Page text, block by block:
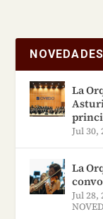
NOVEDADES
La
Jul 30,
La
Jul 28,